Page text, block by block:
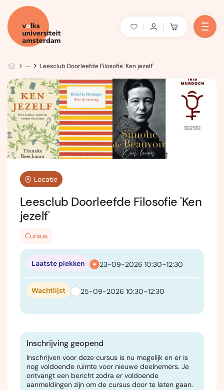
Leesclub Doorleefde Filosofie 'Ken jezelf'
Locatie
Leesclub Doorleefde Filosofie 'Ken
jezelf'
Cursus
23-09-2026 10:30–12:30
Laatste plekken
25-09-2026 10:30–12:30
Wachtlijst
Inschrijving geopend
Inschrijven voor deze cursus is nu mogelijk en er is
nog voldoende ruimte voor nieuwe deelnemers. Je
ontvangt een bericht zodra er voldoende
aanmeldingen zijn om de cursus door te laten gaan.